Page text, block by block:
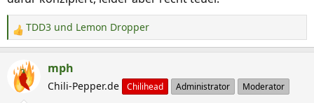
R
e
a
k
TDD3 und Lemon Dropper
mph
Chili-Pepper.de Chilihead Administrator Moderator